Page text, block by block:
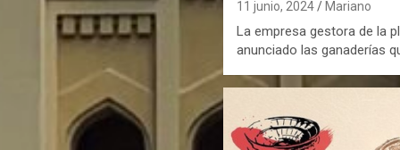
11 junio, 2024 Mariano
La empresa gestora de la
anunciado las ganaderías